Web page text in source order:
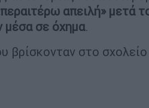
απειλή»
σε όχημα.
βρίσκονταν στο